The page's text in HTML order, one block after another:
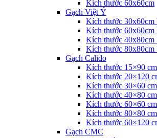
Kích thước 60x60cm
Gạch Việt Ý
Kích thước
Kích thước
Kích thước
Kích thước
Gạch Calido
Kích thước 15×90
Kích thước 20×120
Kích thước 30×60
Kích thước 40×80
Kích thước 60×60
Kích thước 80×80
Kích thước 60×120
Gạch CMC